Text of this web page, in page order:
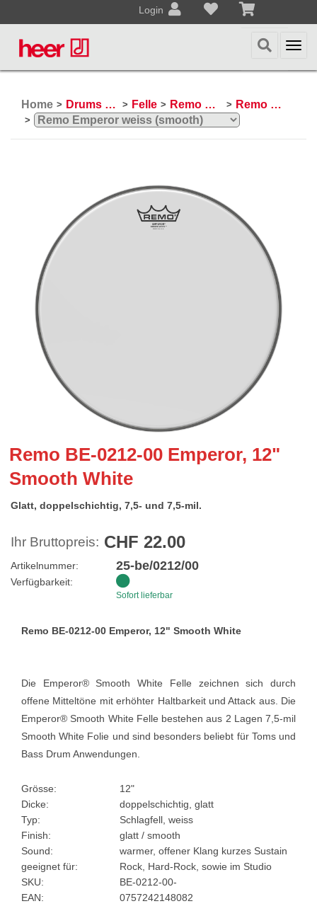
Login
Home > Drums & Percussion > Felle > Remo Schlagzeugfelle > Remo Emperor
>
Remo BE-0212-00 Emperor, 12"
Smooth White
Glatt, doppelschichtig, 7,5- und 7,5-mil.
Ihr Bruttopreis: CHF 22.00
Artikelnummer: 25-be/0212/00
Verfügbarkeit:
Sofort lieferbar
Remo BE-0212-00 Emperor, 12" Smooth White
Die Emperor® Smooth White Felle zeichnen sich durch
offene Mitteltöne mit erhöhter Haltbarkeit und Attack aus. Die
Emperor® Smooth White Felle bestehen aus 2 Lagen 7,5-mil
Smooth White Folie und sind besonders beliebt für Toms und
Bass Drum Anwendungen.
Grösse:
12"
Dicke:
doppelschichtig, glatt
Typ:
Schlagfell, weiss
Finish:
glatt / smooth
Sound:
warmer, offener Klang kurzes Sustain
geeignet für:
Rock, Hard-Rock, sowie im Studio
SKU:
BE-0212-00-
EAN:
0757242148082